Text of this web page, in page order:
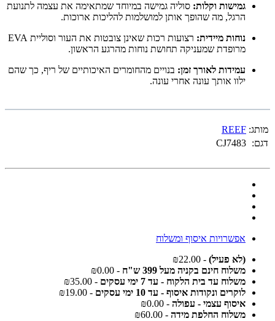
גמישות וקלות: סוליה גמישה במיוחד שמתאימה את עצמה לתנועת
הרגל, מה שהופך אותן למושלמות להליכות ארוכות.
נוחות מיידית:
רצועות רכות שאינן צובטות את העור וסוליית EVA
מרופדת שמעניקה תחושת נוחות מהרגע הראשון.
עמידות לאורך זמן: בנויים מהחומרים האיכותיים של ריף, כך שהם
ילוו אותך עונה אחרי עונה.
מותג: REEF
דגם: CJ7483
אפשרויות איסוף ומשלוח
(לא פעיל) - ₪22.00
משלוח חינם בקניה מעל 399 ש"ח
- ₪0.00
משלוח עד בית הלקוח - עד 7 ימי עסקים
- ₪35.00
לוקרים ונקודות איסוף - עד 10 ימי עסקים
- ₪19.00
איסוף עצמי - עפולה - ₪0.00
משלוח החלפת מידה - ₪60.00